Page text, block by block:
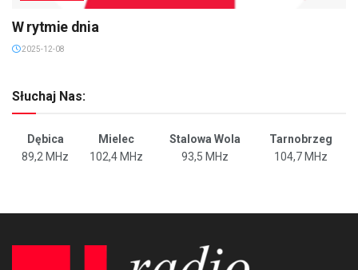
W rytmie dnia
2025-12-08
Słuchaj Nas:
Dębica Mielec Stalowa Wola
Tarnobrzeg
89,2 MHz
102,4 MHz 93,5 MHz 104,7 MHz